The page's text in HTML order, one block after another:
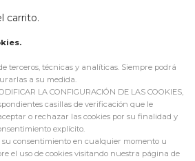
carrito.
terceros, técnicas y analíticas. Siempre podrá
a su medida.
LA CONFIGURACIÓN DE LAS COOKIES,
casillas de verificación que le
o rechazar las cookies por su finalidad y
explícito.
su consentimiento en cualquier momento u
el uso de cookies visitando nuestra página de